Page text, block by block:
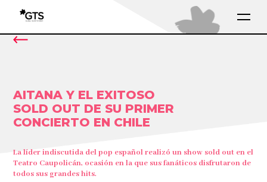
AITANA Y EL EXITOSO
SOLD OUT DE SU PRIMER
CONCIERTO EN CHILE
La líder indiscutida del pop español realizó un show sold out en el
Teatro Caupolicán, ocasión en la que sus fanáticos disfrutaron de
todos sus grandes hits.